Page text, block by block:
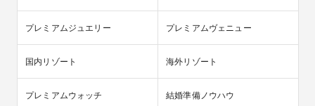
プレミアムジュエリー プレミアムヴェニュー
国内リゾート 海外リゾート
プレミアムウォッチ 結婚準備ノウハウ